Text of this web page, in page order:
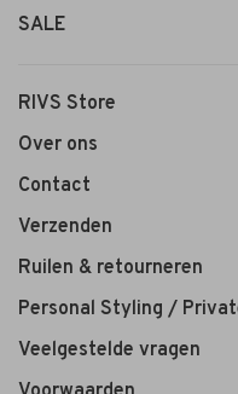
SALE
RIVS Store
Over ons
Contact
Verzenden
Ruilen & retourneren
Personal Styling /
Veelgestelde vragen